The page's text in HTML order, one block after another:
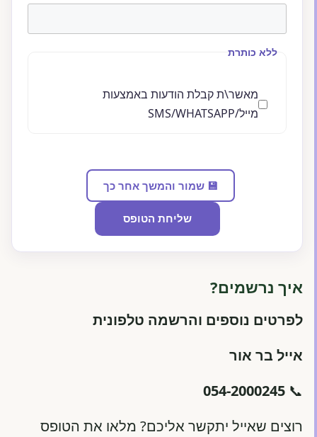
ללא כותרת
מאשר\ת קבלת הודעות באמצעות
מייל/SMS/WHATSAPP
💾 שמור והמשך אחר כך
שליחת הטופס
איך נרשמים?
לפרטים נוספים והרשמה טלפונית
אייל בר אור
📞
054-2000245
רוצים שאייל יתקשר אליכם? מלאו את הטופס